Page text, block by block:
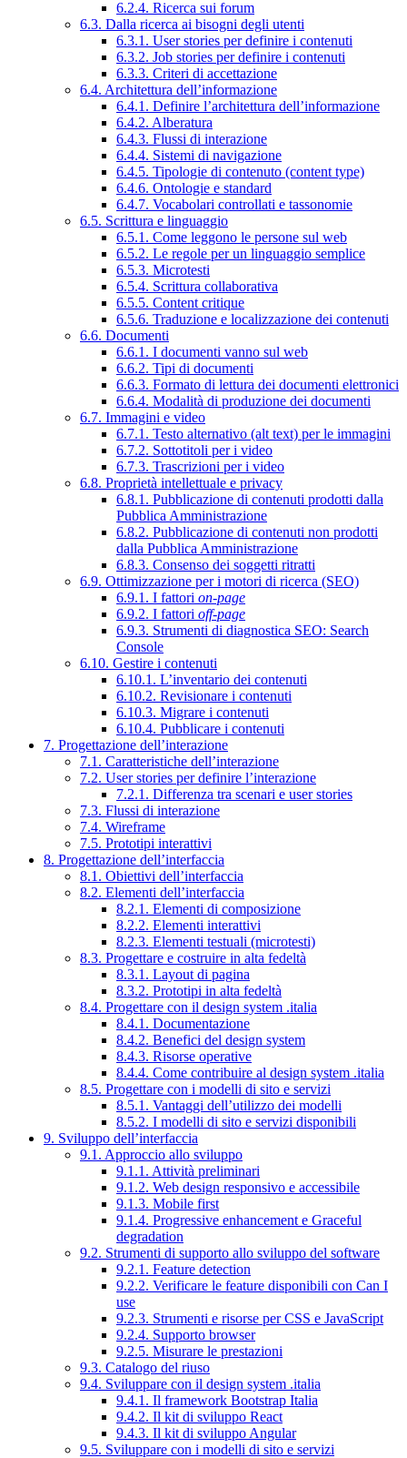
6.2.4. Ricerca sui forum
6.3. Dalla ricerca ai bisogni degli utenti
6.3.1. User stories per definire i contenuti
6.3.2. Job stories per definire i contenuti
6.3.3. Criteri di accettazione
6.4. Architettura dell’informazione
6.4.1. Definire l’architettura dell’informazione
6.4.2. Alberatura
6.4.3. Flussi di interazione
6.4.4. Sistemi di navigazione
6.4.5. Tipologie di contenuto (content type)
6.4.6. Ontologie e standard
6.4.7. Vocabolari controllati e tassonomie
6.5. Scrittura e linguaggio
6.5.1. Come leggono le persone sul web
6.5.2. Le regole per un linguaggio semplice
6.5.3. Microtesti
6.5.4. Scrittura collaborativa
6.5.5. Content critique
6.5.6. Traduzione e localizzazione dei contenuti
6.6. Documenti
6.6.1. I documenti vanno sul web
6.6.2. Tipi di documenti
6.6.3. Formato di lettura dei documenti elettronici
6.6.4. Modalità di produzione dei documenti
6.7. Immagini e video
6.7.1. Testo alternativo (alt text) per le immagini
6.7.2. Sottotitoli per i video
6.7.3. Trascrizioni per i video
6.8. Proprietà intellettuale e privacy
6.8.1. Pubblicazione di contenuti prodotti dalla
Pubblica Amministrazione
6.8.2. Pubblicazione di contenuti non prodotti
dalla Pubblica Amministrazione
6.8.3. Consenso dei soggetti ritratti
6.9. Ottimizzazione per i motori di ricerca (SEO)
6.9.1. I fattori on-page
6.9.2. I fattori off-page
6.9.3. Strumenti di diagnostica SEO: Search
Console
6.10. Gestire i contenuti
6.10.1. L’inventario dei contenuti
6.10.2. Revisionare i contenuti
6.10.3. Migrare i contenuti
6.10.4. Pubblicare i contenuti
7. Progettazione dell’interazione
7.1. Caratteristiche dell’interazione
7.2. User stories per definire l’interazione
7.2.1. Differenza tra scenari e user stories
7.3. Flussi di interazione
7.4. Wireframe
7.5. Prototipi interattivi
8. Progettazione dell’interfaccia
8.1. Obiettivi dell’interfaccia
8.2. Elementi dell’interfaccia
8.2.1. Elementi di composizione
8.2.2. Elementi interattivi
8.2.3. Elementi testuali (microtesti)
8.3. Progettare e costruire in alta fedeltà
8.3.1. Layout di pagina
8.3.2. Prototipi in alta fedeltà
8.4. Progettare con il design system .italia
8.4.1. Documentazione
8.4.2. Benefici del design system
8.4.3. Risorse operative
8.4.4. Come contribuire al design system .italia
8.5. Progettare con i modelli di sito e servizi
8.5.1. Vantaggi dell’utilizzo dei modelli
8.5.2. I modelli di sito e servizi disponibili
9. Sviluppo dell’interfaccia
9.1. Approccio allo sviluppo
9.1.1. Attività preliminari
9.1.2. Web design responsivo e accessibile
9.1.3. Mobile first
9.1.4. Progressive enhancement e Graceful
degradation
9.2. Strumenti di supporto allo sviluppo del software
9.2.1. Feature detection
9.2.2. Verificare le feature disponibili con Can I
use
9.2.3. Strumenti e risorse per CSS e JavaScript
9.2.4. Supporto browser
9.2.5. Misurare le prestazioni
9.3. Catalogo del riuso
9.4. Sviluppare con il design system .italia
9.4.1. Il framework Bootstrap Italia
9.4.2. Il kit di sviluppo React
9.4.3. Il kit di sviluppo Angular
9.5. Sviluppare con i modelli di sito e servizi